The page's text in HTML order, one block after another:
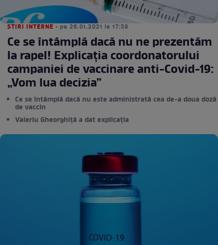
STIRI INTERNE • pe 26.01.2021 la 17:59
Ce se întâmplă dacă nu ne prezentăm
la rapel! Explicația coordonatorului
campaniei de vaccinare anti-Covid-19:
„Vom lua decizia”
Ce se întâmplă dacă nu este administrată cea de-a doua doză
de vaccin
Valeriu Gheorghiță a dat explicația